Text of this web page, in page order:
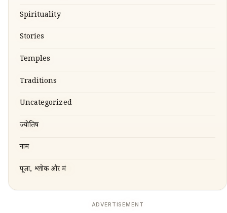
Spirituality
Stories
Temples
Traditions
Uncategorized
ज्योतिष
नाम
पूजा, श्लोक और मंत्र
ADVERTISEMENT